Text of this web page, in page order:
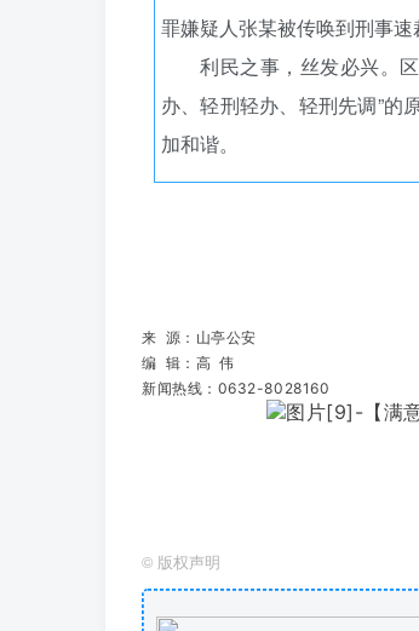
罪嫌疑人张某被传唤到刑事速
利民之事，丝发必兴。
办、轻刑轻办、轻刑先调”的
加和谐。
来 源：山亭公安
编 辑：高 伟
新闻热线：0632-8028160
© 版权声明